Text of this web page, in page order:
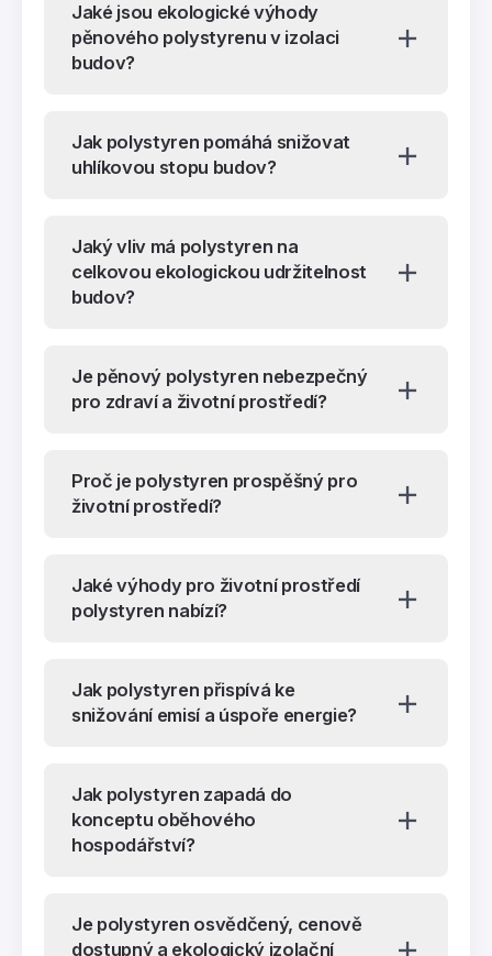
Jaké jsou ekologické výhody
pěnového polystyrenu v izolaci
budov?
Jak polystyren pomáhá snižovat
uhlíkovou stopu budov?
Jaký vliv má polystyren na
celkovou ekologickou udržitelnost
budov?
Je pěnový polystyren nebezpečný
pro zdraví a životní prostředí?
Proč je polystyren prospěšný pro
životní prostředí?
Jaké výhody pro životní prostředí
polystyren nabízí?
Jak polystyren přispívá ke
snižování emisí a úspoře energie?
Jak polystyren zapadá do
konceptu oběhového
hospodářství?
Je polystyren osvědčený, cenově
dostupný a ekologický izolační